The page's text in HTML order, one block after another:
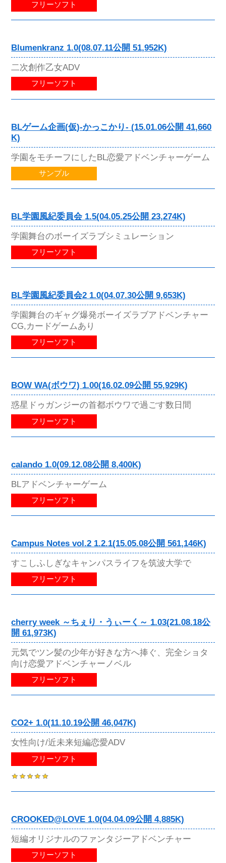
フリーソフト
Blumenkranz 1.0(08.07.11公開 51,952K)
二次創作乙女ADV
フリーソフト
BLゲーム企画(仮)-かっこかり- (15.01.06公開 41,660
K)
学園をモチーフにしたBL恋愛アドベンチャーゲーム
サンプル
BL学園風紀委員会 1.5(04.05.25公開 23,274K)
学園舞台のボーイズラブシミュレーション
フリーソフト
BL学園風紀委員会2 1.0(04.07.30公開 9,653K)
学園舞台のギャグ爆発ボーイズラブアドベンチャー
CG,カードゲームあり
フリーソフト
BOW WA(ボウワ) 1.00(16.02.09公開 55,929K)
惑星ドゥガンジーの首都ボウワで過ごす数日間
フリーソフト
calando 1.0(09.12.08公開 8,400K)
BLアドベンチャーゲーム
フリーソフト
Campus Notes vol.2 1.2.1(15.05.08公開 561,146K)
すこしふしぎなキャンパスライフを筑波大学で
フリーソフト
cherry week ～ちぇり・うぃーく～ 1.03(21.08.18公
開 61,973K)
元気でツン髪の少年が好きな方へ捧ぐ、完全ショタ
向け恋愛アドベンチャーノベル
フリーソフト
CO2+ 1.0(11.10.19公開 46,047K)
女性向け/近未来短編恋愛ADV
フリーソフト
CROOKED@LOVE 1.0(04.04.09公開 4,885K)
短編オリジナルのファンタジーアドベンチャー
フリーソフト